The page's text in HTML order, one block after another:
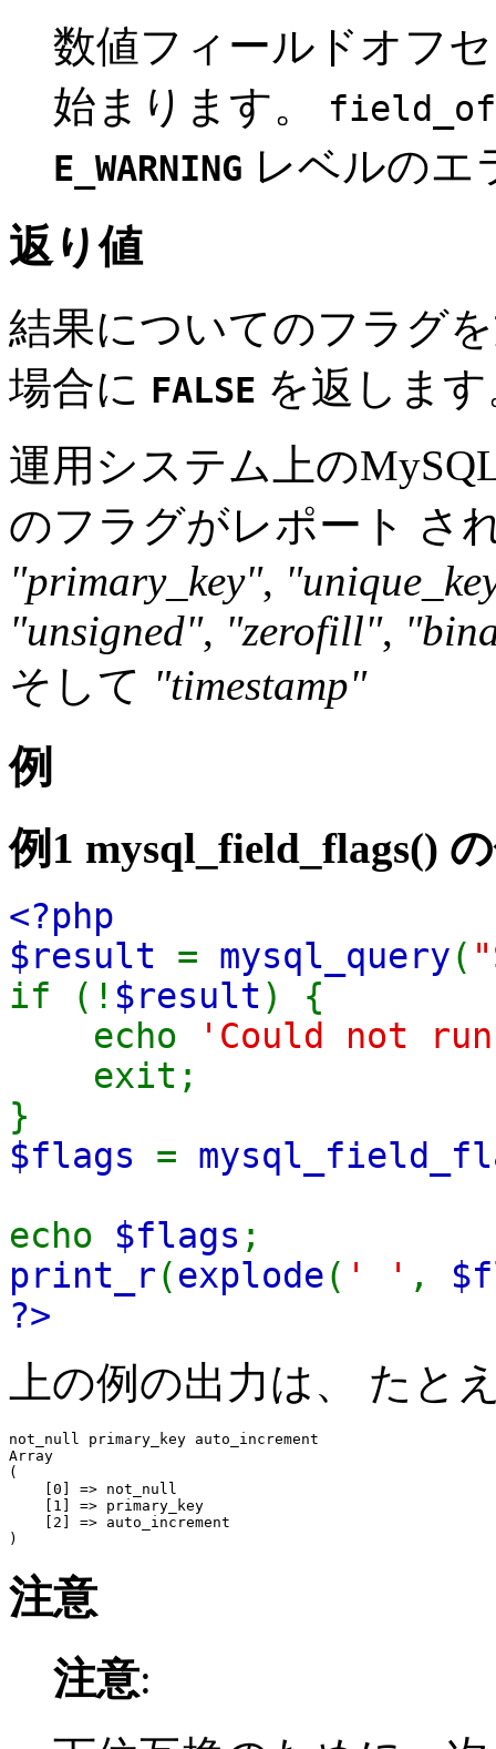
数値フィールドオフ
始まります。
E_WARNING レベルのエ
返り値
結果についてのフラグ
場合に FALSE を返しま
運用システム上の
のフラグがレポート さ
"primary_key",
"unsigned", "zerofill",
そして "timestamp"
例
例1 mysql_field_flags()
<?php
$result = mysql_query(
if (! $result) {
echo
'Could not
exit;
}
$flags =
echo $flags ;
print_r(explode( ' ' ,
?>
上の例の出力は、 たと
not_null primary_key auto_increment
Array
(
    [0] => not_null
    [1] => primary_key
    [2] => auto_increment
注意
注意: